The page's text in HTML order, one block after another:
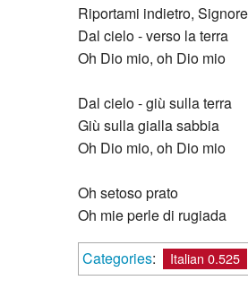
Riportami indietro, Signore
Dal cielo - verso la terra
Oh Dio mio, oh Dio mio
Dal cielo - giù sulla terra
Giù sulla gialla sabbia
Oh Dio mio, oh Dio mio
Oh setoso prato
Oh mie perle di rugiada
Categories: Italian 0.525